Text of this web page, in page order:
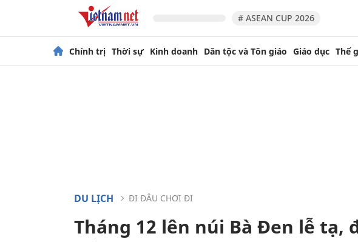
# ASEAN CUP 2026
Chính trị Thời sự Kinh doanh Dân tộc và Tôn giáo Giáo dục Thế
DU LỊCH ĐI ĐÂU CHƠI ĐI
Tháng 12 lên núi Bà Đen lễ tạ,